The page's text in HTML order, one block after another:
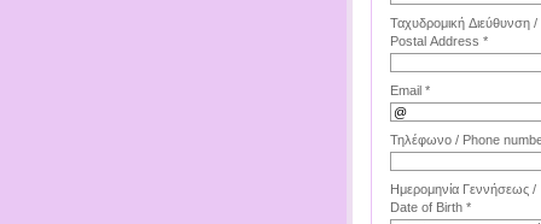
Ταχυδρομική Διεύθυνση /
Postal Address *
Email *
Τηλέφωνο / Phone
Ημερομηνία Γεννήσεως /
Date of Birth *